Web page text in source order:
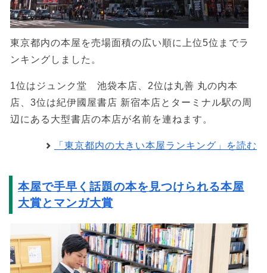
東京都内の本屋を売場面積の広い順に上位5位までラ
ンキングしました。
1位はジュンク堂 池袋本店、2位は丸善 丸の内本
店、3位は紀伊國屋書店 新宿本店とターミナル駅の周
辺にある大型書店の本店が名前を連ねます。
「東京都内の大きい本屋ランキング」を読む
本屋で手早く話題の本を見つけられる本屋
大賞とマンガ大賞